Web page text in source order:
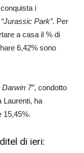
i
“Jurassic Park”. Per
a casa il % di
6,42% sono
Darwin 7”, condotto
Laurenti, ha
15,45%.
di ieri: